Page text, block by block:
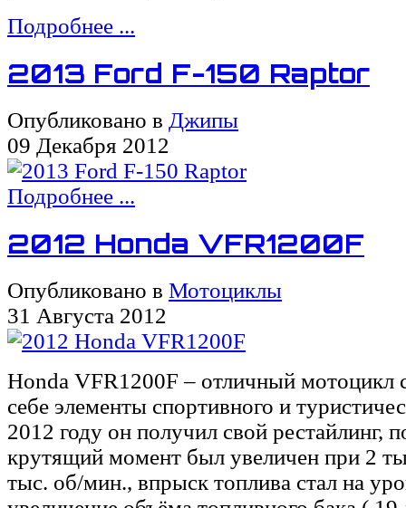
Подробнее ...
2013 Ford F-150 Raptor
Опубликовано в Джипы
09 Декабря 2012
Подробнее ...
2012 Honda VFR1200F
Опубликовано в Мотоциклы
31 Августа 2012
Honda VFR1200F – отличный мотоцикл
себе элементы спортивного и
2012 году он получил свой рестайлинг,
крутящий момент был увеличен при 2
тыс. об/мин., впрыск топлива стал на